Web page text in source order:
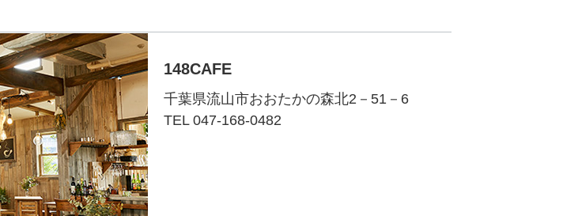
148CAFE
千葉県流山市おおたかの森北2－51－6
TEL 047-168-0482